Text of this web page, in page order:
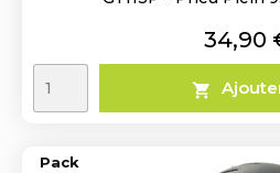
Prix
34,90

Pack